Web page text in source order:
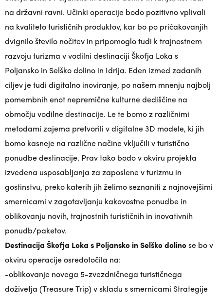
na državni ravni. Učinki operacije bodo pozitivno vplivali
na kvaliteto turističnih produktov, kar bo po pričakovanjih
dvignilo število nočitev in pripomoglo tudi k trajnostnem
razvoju turizma v vodilni destinaciji Škofja Loka s
Poljansko in Selško dolino in Idrija. Eden izmed zadanih
ciljev je tudi digitalno inoviranje, po našem mnenju najbolj
pomembnih enot nepremične kulturne dediščine na
območju vodilne destinacije. Le te bomo z različnimi
metodami zajema pretvorili v digitalne 3D modele, ki jih
bomo kasneje na različne načine vključili v turistično
ponudbe destinacije. Prav tako bodo v okviru projekta
izvedena usposabljanja za zaposlene v turizmu in
gostinstvu, preko katerih jih želimo seznaniti z najnovejšimi
smernicami v zagotavljanju kakovostne ponudbe in
oblikovanju novih, trajnostnih turističnih in inovativnih
ponudb/paketov.
Destinacija Škofja Loka s Poljansko in Selško dolinose bo v
okviru operacije osredotočila na:
-oblikovanje novega 5-zvezdničnega turističnega
doživetja (Treasure Trip) v skladu s smernicami Strategije